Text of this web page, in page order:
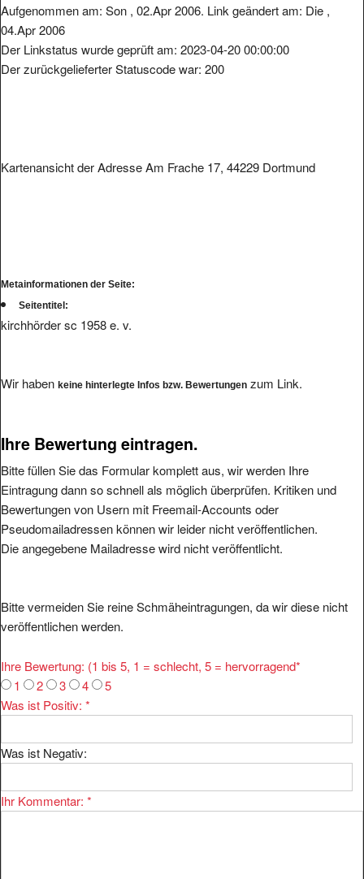
Aufgenommen am: Son , 02.Apr 2006. Link geändert am: Die ,
04.Apr 2006
Der Linkstatus wurde geprüft am: 2023-04-20 00:00:00
Der zurückgelieferter Statuscode war: 200
Kartenansicht der Adresse Am Frache 17, 44229 Dortmund
Metainformationen der Seite:
Seitentitel:
kirchhörder sc 1958 e. v.
Wir haben keine hinterlegte Infos bzw. Bewertungen zum Link.
Ihre Bewertung eintragen.
Bitte füllen Sie das Formular komplett aus, wir werden Ihre
Eintragung dann so schnell als möglich überprüfen. Kritiken und
Bewertungen von Usern mit Freemail-Accounts oder
Pseudomailadressen können wir leider nicht veröffentlichen.
Die angegebene Mailadresse wird nicht veröffentlicht.
Bitte vermeiden Sie reine Schmäheintragungen, da wir diese nicht
veröffentlichen werden.
Ihre Bewertung: (1 bis 5, 1 = schlecht, 5 = hervorragend*
1
2 3 4
5
Was ist Positiv: *
Was ist Negativ:
Ihr Kommentar: *